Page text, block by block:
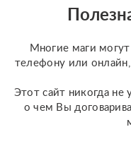
Многие маги
телефону или
Этот сайт никогда не
о чем Вы